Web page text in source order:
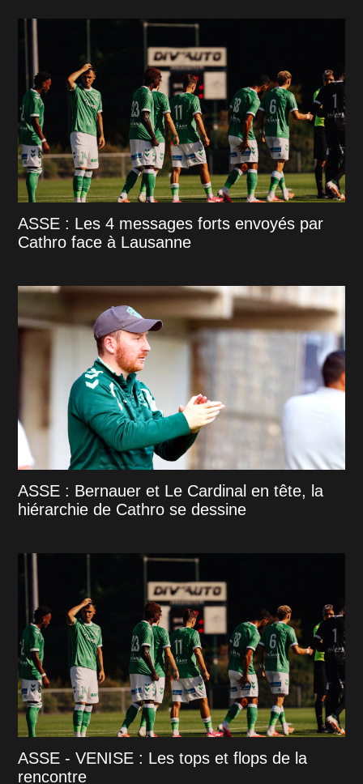
ASSE : Les 4 messages forts envoyés par
Cathro face à Lausanne
ASSE : Bernauer et Le Cardinal en tête, la
hiérarchie de Cathro se dessine
ASSE - VENISE : Les tops et flops de la
rencontre